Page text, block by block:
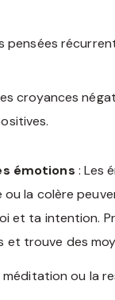
pensées
croyances
émotions : Les
ou la colère
et ta intention.
et trouve des
méditation ou la